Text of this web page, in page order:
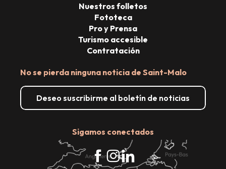
No se pierda ninguna noticia de Saint-Malo
Deseo suscribirme al boletín de noticias
Sigamos conectados
Nuestros folletos
Fototeca
Pro y Prensa
Turismo accesible
Contratación